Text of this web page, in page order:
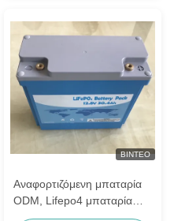
ΒΊΝΤΕΟ
Αναφορτιζόμενη μπαταρία
ODM, Lifepo4 μπαταρία
12.8V 243.2ah 4S64P